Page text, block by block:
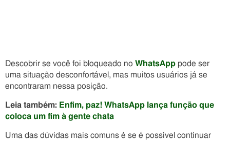
Descobrir se você foi bloqueado no WhatsApp pode ser
uma situação desconfortável, mas muitos usuários já se
encontraram nessa posição.
Leia também: Enfim, paz! WhatsApp lança função que
coloca um fim à gente chata
Uma das dúvidas mais comuns é se é possível continuar